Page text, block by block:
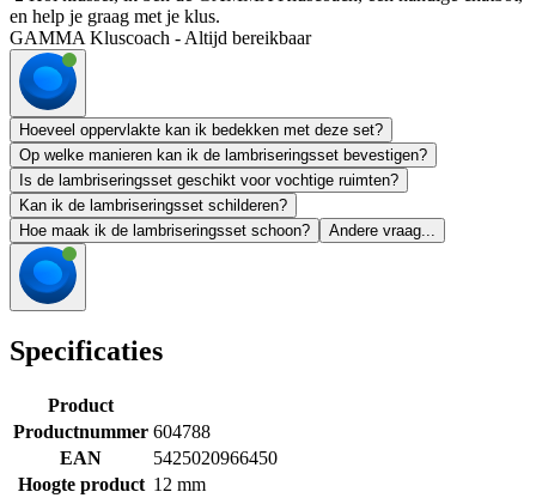
en help je graag met je klus.
GAMMA Kluscoach - Altijd bereikbaar
Hoeveel oppervlakte kan ik bedekken met deze set?
Op welke manieren kan ik de lambriseringsset bevestigen?
Is de lambriseringsset geschikt voor vochtige ruimten?
Kan ik de lambriseringsset schilderen?
Hoe maak ik de lambriseringsset schoon?
Andere vraag...
Specificaties
Product
Productnummer 604788
EAN
5425020966450
Hoogte product 12 mm